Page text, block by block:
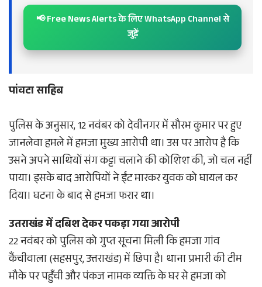
📢 Free News Alerts के लिए WhatsApp Channel से
जुड़ें
पांवटा साहिब
पुलिस के अनुसार, 12 नवंबर को देवीनगर में सौरभ कुमार पर हुए
जानलेवा हमले में हमजा मुख्य आरोपी था। उस पर आरोप है कि
उसने अपने साथियों संग कट्टा चलाने की कोशिश की, जो चल नहीं
पाया। इसके बाद आरोपियों ने ईंट मारकर युवक को घायल कर
दिया। घटना के बाद से हमजा फरार था।
उतराखंड में दबिश देकर पकड़ा गया आरोपी
22 नवंबर को पुलिस को गुप्त सूचना मिली कि हमजा गांव
कैंचीवाला (सहसपुर, उत्तराखंड) में छिपा है। थाना प्रभारी की टीम
मौके पर पहुँची और पंकज नामक व्यक्ति के घर से हमजा को